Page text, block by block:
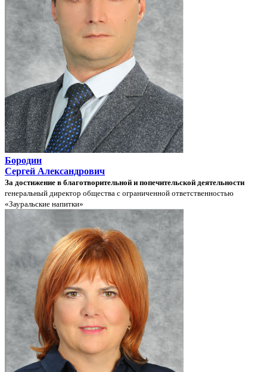
Бородин
Сергей Александрович
За достижение в благотворительной и попечительской деятельности
генеральный директор общества с ограниченной ответственностью
«Зауральские напитки»